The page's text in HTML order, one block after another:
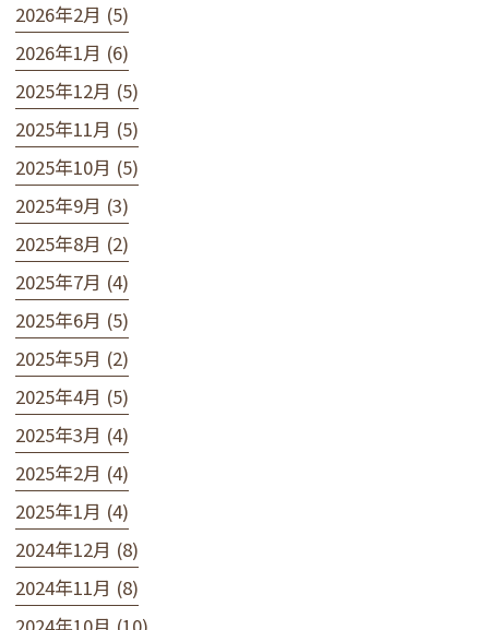
2026年2月 (5)
2026年1月 (6)
2025年12月 (5)
2025年11月 (5)
2025年10月 (5)
2025年9月 (3)
2025年8月 (2)
2025年7月 (4)
2025年6月 (5)
2025年5月 (2)
2025年4月 (5)
2025年3月 (4)
2025年2月 (4)
2025年1月 (4)
2024年12月 (8)
2024年11月 (8)